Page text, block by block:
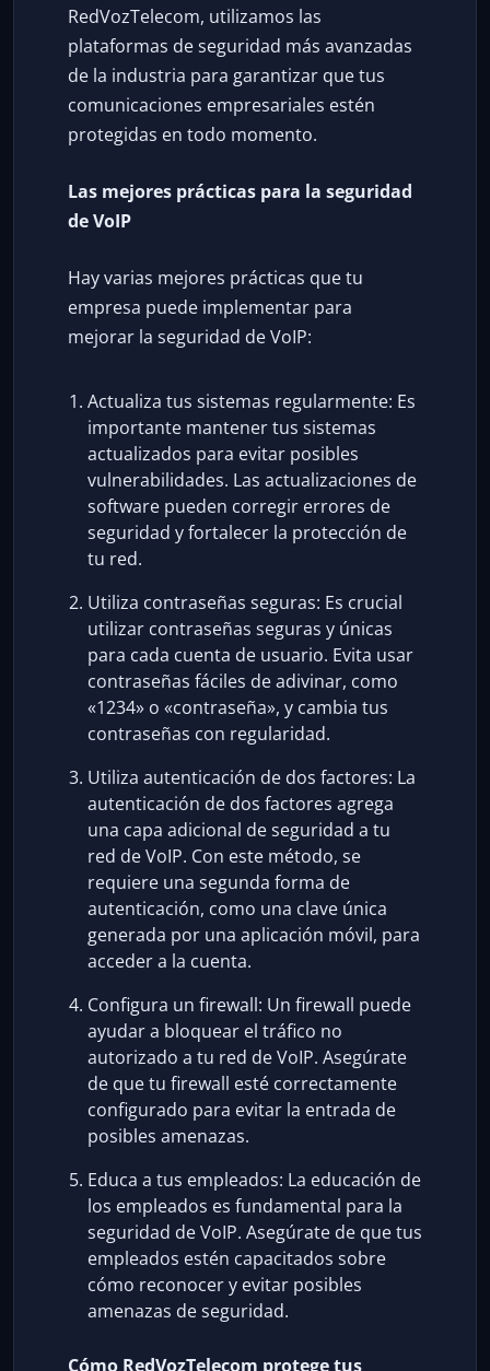
RedVozTelecom, utilizamos las
plataformas de seguridad más avanzadas
de la industria para garantizar que tus
comunicaciones empresariales estén
protegidas en todo momento.
Las mejores prácticas para la seguridad
de VoIP
Hay varias mejores prácticas que tu
empresa puede implementar para
mejorar la seguridad de VoIP:
Actualiza tus sistemas regularmente: Es
importante mantener tus sistemas
actualizados para evitar posibles
vulnerabilidades. Las actualizaciones de
software pueden corregir errores de
seguridad y fortalecer la protección de
tu red.
Utiliza contraseñas seguras: Es crucial
utilizar contraseñas seguras y únicas
para cada cuenta de usuario. Evita usar
contraseñas fáciles de adivinar, como
«1234» o «contraseña», y cambia tus
contraseñas con regularidad.
Utiliza autenticación de dos factores: La
autenticación de dos factores agrega
una capa adicional de seguridad a tu
red de VoIP. Con este método, se
requiere una segunda forma de
autenticación, como una clave única
generada por una aplicación móvil, para
acceder a la cuenta.
Configura un firewall: Un firewall puede
ayudar a bloquear el tráfico no
autorizado a tu red de VoIP. Asegúrate
de que tu firewall esté correctamente
configurado para evitar la entrada de
posibles amenazas.
Educa a tus empleados: La educación de
los empleados es fundamental para la
seguridad de VoIP. Asegúrate de que tus
empleados estén capacitados sobre
cómo reconocer y evitar posibles
amenazas de seguridad.
Cómo RedVozTelecom protege tus